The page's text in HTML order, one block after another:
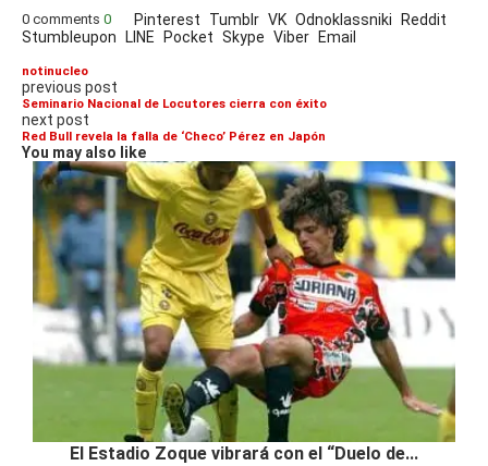
0 comments 0 Pinterest Tumblr VK Odnoklassniki Reddit
Stumbleupon LINE Pocket Skype Viber Email
notinucleo
previous post
Seminario Nacional de Locutores cierra con éxito
next post
Red Bull revela la falla de ‘Checo’ Pérez en Japón
You may also like
El Estadio Zoque vibrará con el “Duelo de...